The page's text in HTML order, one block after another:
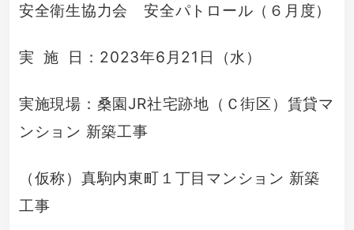
安全衛生協力会 安全パトロール（６月度）
実 施 日：2023年6月21日（水）
実施現場：桑園JR社宅跡地（Ｃ街区）賃貸マ
ンション 新築工事
（仮称）真駒内東町１丁目マンション 新築
工事